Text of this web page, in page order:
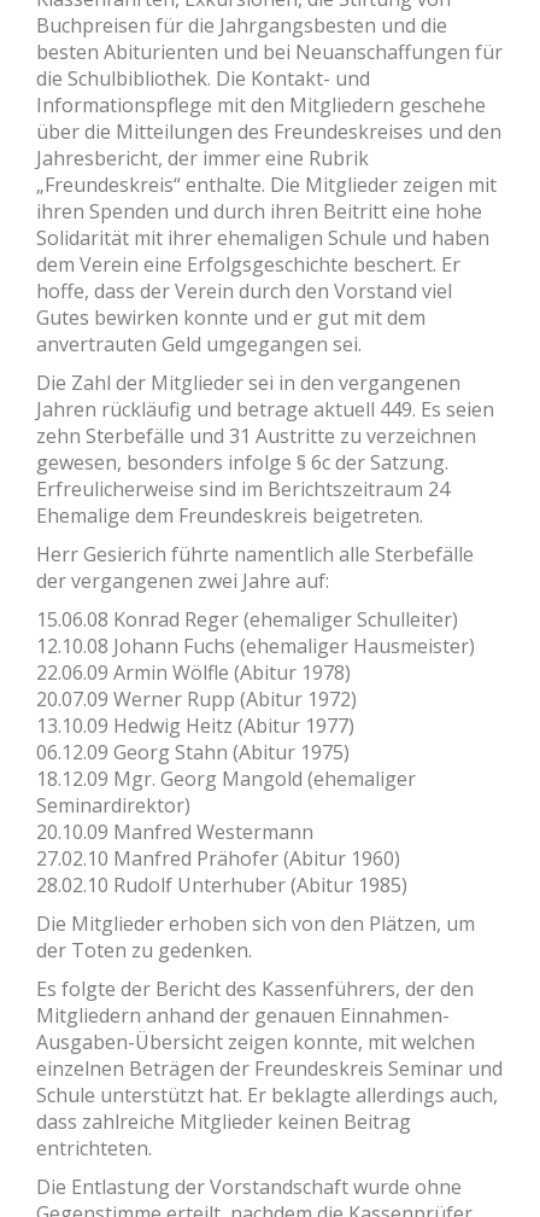
Buchpreisen für die Jahrgangsbesten und die
besten Abiturienten und bei Neuanschaffungen für
die Schulbibliothek. Die Kontakt- und
Informationspflege mit den Mitgliedern geschehe
über die Mitteilungen des Freundeskreises und den
Jahresbericht, der immer eine Rubrik
„Freundeskreis“ enthalte. Die Mitglieder zeigen mit
ihren Spenden und durch ihren Beitritt eine hohe
Solidarität mit ihrer ehemaligen Schule und haben
dem Verein eine Erfolgsgeschichte beschert. Er
hoffe, dass der Verein durch den Vorstand viel
Gutes bewirken konnte und er gut mit dem
anvertrauten Geld umgegangen sei.
Die Zahl der Mitglieder sei in den vergangenen
Jahren rückläufig und betrage aktuell 449. Es seien
zehn Sterbefälle und 31 Austritte zu verzeichnen
gewesen, besonders infolge § 6c der Satzung.
Erfreulicherweise sind im Berichtszeitraum 24
Ehemalige dem Freundeskreis beigetreten.
Herr Gesierich führte namentlich alle Sterbefälle
der vergangenen zwei Jahre auf:
15.06.08 Konrad Reger (ehemaliger Schulleiter)
12.10.08 Johann Fuchs (ehemaliger Hausmeister)
22.06.09 Armin Wölfle (Abitur 1978)
20.07.09 Werner Rupp (Abitur 1972)
13.10.09 Hedwig Heitz (Abitur 1977)
06.12.09 Georg Stahn (Abitur 1975)
18.12.09 Mgr. Georg Mangold (ehemaliger
Seminardirektor)
20.10.09 Manfred Westermann
27.02.10 Manfred Prähofer (Abitur 1960)
28.02.10 Rudolf Unterhuber (Abitur 1985)
Die Mitglieder erhoben sich von den Plätzen, um
der Toten zu gedenken.
Es folgte der Bericht des Kassenführers, der den
Mitgliedern anhand der genauen Einnahmen-
Ausgaben-Übersicht zeigen konnte, mit welchen
einzelnen Beträgen der Freundeskreis Seminar und
Schule unterstützt hat. Er beklagte allerdings auch,
dass zahlreiche Mitglieder keinen Beitrag
entrichteten.
Die Entlastung der Vorstandschaft wurde ohne